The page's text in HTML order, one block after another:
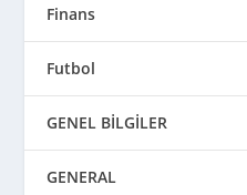
Finans
Futbol
GENEL BİLGİLER
GENERAL